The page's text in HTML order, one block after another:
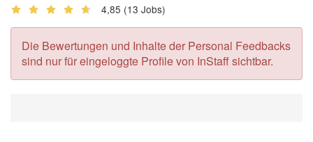
4,85 (13 Jobs)
Die Bewertungen und Inhalte der Personal Feedbacks
sind nur für eingeloggte Profile von InStaff sichtbar.